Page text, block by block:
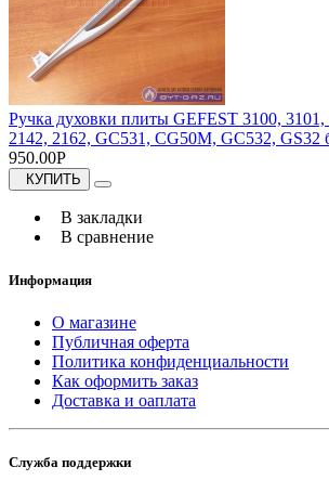
Ручка духовки плиты GEFEST 3100, 3101,
2142, 2162, GC531, CG50M, GC532, GS32
950.00Р
КУПИТЬ
В закладки
В сравнение
Информация
О магазине
Публичная оферта
Политика конфиденциальности
Как оформить заказ
Доставка и оаплата
Служба поддержки